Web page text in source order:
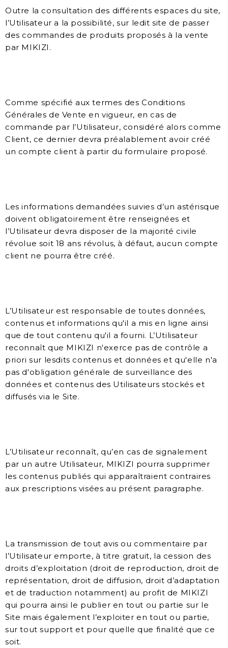
Outre la consultation des différents espaces du site,
l’Utilisateur a la possibilité, sur ledit site de passer
des commandes de produits proposés à la vente
par MIKIZI.
Comme spécifié aux termes des Conditions
Générales de Vente en vigueur, en cas de
commande par l’Utilisateur, considéré alors comme
Client, ce dernier devra préalablement avoir créé
un compte client à partir du formulaire proposé.
Les informations demandées suivies d’un astérisque
doivent obligatoirement être renseignées et
l’Utilisateur devra disposer de la majorité civile
révolue soit 18 ans révolus, à défaut, aucun compte
client ne pourra être créé.
L’Utilisateur est responsable de toutes données,
contenus et informations qu'il a mis en ligne ainsi
que de tout contenu qu'il a fourni. L’Utilisateur
reconnaît que MIKIZI n'exerce pas de contrôle a
priori sur lesdits contenus et données et qu'elle n'a
pas d'obligation générale de surveillance des
données et contenus des Utilisateurs stockés et
diffusés via le Site.
L’Utilisateur reconnaît, qu’en cas de signalement
par un autre Utilisateur, MIKIZI pourra supprimer
les contenus publiés qui apparaîtraient contraires
aux prescriptions visées au présent paragraphe.
La transmission de tout avis ou commentaire par
l’Utilisateur emporte, à titre gratuit, la cession des
droits d’exploitation (droit de reproduction, droit de
représentation, droit de diffusion, droit d’adaptation
et de traduction notamment) au profit de MIKIZI
qui pourra ainsi le publier en tout ou partie sur le
Site mais également l’exploiter en tout ou partie,
sur tout support et pour quelle que finalité que ce
soit.